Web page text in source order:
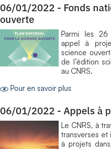
06/01/2022 - Fonds
ouverte
Parmi les 26
appel à
science
de l’édition
au CNRS.
Pour en savoir plus
06/01/2022 - Appels à
​Le CNRS, à
transverses et
à projets